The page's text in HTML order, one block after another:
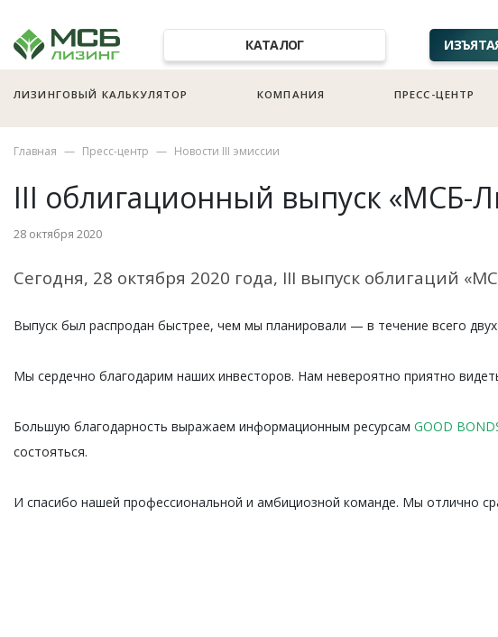
КАТАЛОГ
ЛИЗИНГОВЫЙ КАЛЬКУЛЯТОР КОМПАНИЯ ПРЕСС-ЦЕНТР
Главная Пресс-центр Новости III эмиссии
III облигационный выпуск «МСБ-
28 октября 2020
Сегодня, 28 октября 2020 года, III выпуск облигаций
Выпуск был распродан быстрее, чем мы планировали — в течение всего двух
Мы сердечно благодарим наших инвесторов. Нам невероятно приятно
Большую благодарность выражаем информационным ресурсам GOOD
состояться.
И спасибо нашей профессиональной и амбициозной команде. Мы отлично